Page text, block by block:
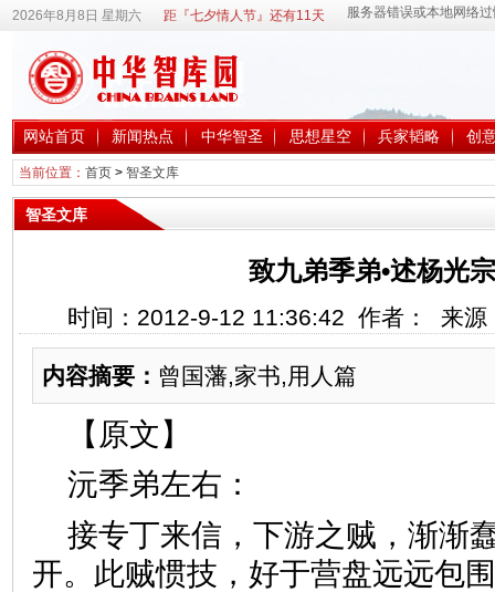
2026年8月8日 星期六 距『七夕情人节』还有11天
网站首页 新闻热点 中华智圣 思想星空 兵家韬略 创
当前位置： 首页> 智圣文库
智圣文库
致九弟季弟•述杨光
时间：2012-9-12 11:36:42 作者： 来
内容摘要： 曾国藩,家书,用人篇
【原文】
沅季弟左右：
接专丁来信，下游之贼，渐渐
开。此贼惯技，好于营盘远远包